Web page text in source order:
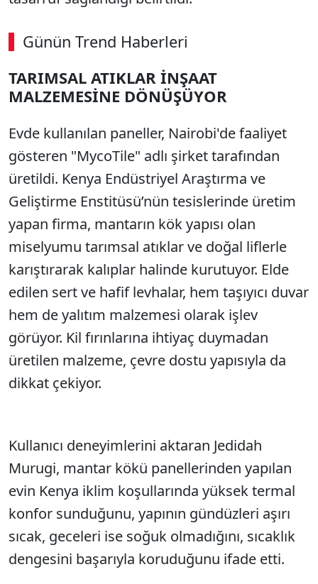
Günün Trend Haberleri
TARIMSAL ATIKLAR İNŞAAT
MALZEMESİNE DÖNÜŞÜYOR
Evde kullanılan paneller, Nairobi'de faaliyet
gösteren "MycoTile" adlı şirket tarafından
üretildi. Kenya Endüstriyel Araştırma ve
Geliştirme Enstitüsü’nün tesislerinde üretim
yapan firma, mantarın kök yapısı olan
miselyumu tarımsal atıklar ve doğal liflerle
karıştırarak kalıplar halinde kurutuyor. Elde
edilen sert ve hafif levhalar, hem taşıyıcı duvar
hem de yalıtım malzemesi olarak işlev
görüyor. Kil fırınlarına ihtiyaç duymadan
üretilen malzeme, çevre dostu yapısıyla da
dikkat çekiyor.
Kullanıcı deneyimlerini aktaran Jedidah
Murugi, mantar kökü panellerinden yapılan
evin Kenya iklim koşullarında yüksek termal
konfor sunduğunu, yapının gündüzleri aşırı
sıcak, geceleri ise soğuk olmadığını, sıcaklık
dengesini başarıyla koruduğunu ifade etti.